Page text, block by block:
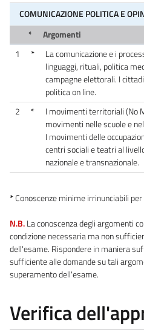
COMUNICAZIONE POLITICA E
*
Argomenti
1
*
La comunicazione e i
linguaggi, rituali, politica
campagne elettorali. I
politica on line.
2
*
I movimenti territoriali (No
movimenti nelle scuole e
I movimenti delle
centri sociali e teatri al
nazionale e transnazionale.
*Conoscenze minime irrinunciabili
N.B.La conoscenza degli argomenti
condizione necessaria ma non
dell'esame. Rispondere in maniera
sufficiente alle domande su tali
superamento dell'esame.
Verifica